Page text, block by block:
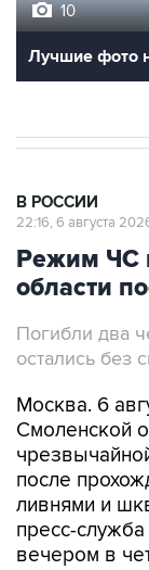
10
Лучшие фото
В РОССИИ
22:16, 6 августа
Режим ЧС
области
Погибли два
остались без
Москва. 6
Смоленской
после
ливнями и
пресс-
вечером в